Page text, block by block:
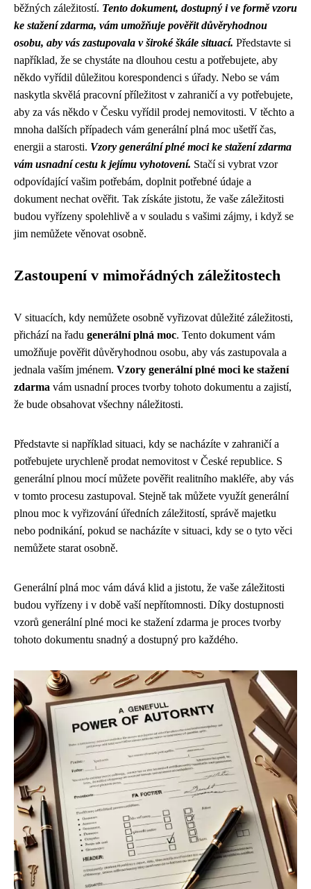
běžných záležitostí. Tento dokument, dostupný i ve formě vzoru
ke stažení zdarma, vám umožňuje pověřit důvěryhodnou
osobu, aby vás zastupovala v široké škále situací. Představte si
například, že se chystáte na dlouhou cestu a potřebujete, aby
někdo vyřídil důležitou korespondenci s úřady. Nebo se vám
naskytla skvělá pracovní příležitost v zahraničí a vy potřebujete,
aby za vás někdo v Česku vyřídil prodej nemovitosti. V těchto a
mnoha dalších případech vám generální plná moc ušetří čas,
energii a starosti. Vzory generální plné moci ke stažení zdarma
vám usnadní cestu k jejímu vyhotovení. Stačí si vybrat vzor
odpovídající vašim potřebám, doplnit potřebné údaje a
dokument nechat ověřit. Tak získáte jistotu, že vaše záležitosti
budou vyřízeny spolehlivě a v souladu s vašimi zájmy, i když se
jim nemůžete věnovat osobně.
Zastoupení v mimořádných záležitostech
V situacích, kdy nemůžete osobně vyřizovat důležité záležitosti,
přichází na řadu generální plná moc. Tento dokument vám
umožňuje pověřit důvěryhodnou osobu, aby vás zastupovala a
jednala vaším jménem. Vzory generální plné moci ke stažení
zdarma vám usnadní proces tvorby tohoto dokumentu a zajistí,
že bude obsahovat všechny náležitosti.
Představte si například situaci, kdy se nacházíte v zahraničí a
potřebujete urychleně prodat nemovitost v České republice. S
generální plnou mocí můžete pověřit realitního makléře, aby vás
v tomto procesu zastupoval. Stejně tak můžete využít generální
plnou moc k vyřizování úředních záležitostí, správě majetku
nebo podnikání, pokud se nacházíte v situaci, kdy se o tyto věci
nemůžete starat osobně.
Generální plná moc vám dává klid a jistotu, že vaše záležitosti
budou vyřízeny i v době vaší nepřítomnosti. Díky dostupnosti
vzorů generální plné moci ke stažení zdarma je proces tvorby
tohoto dokumentu snadný a dostupný pro každého.